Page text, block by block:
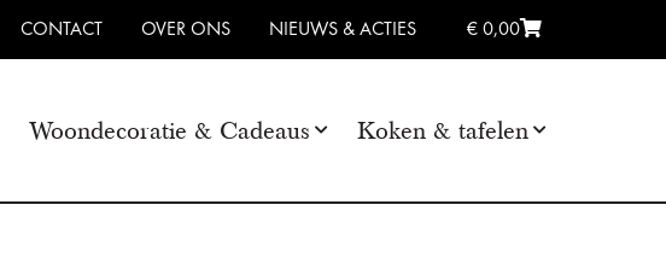
CONTACT OVER ONS NIEUWS & ACTIES € 0,00
Woondecoratie & Cadeaus Koken & tafelen